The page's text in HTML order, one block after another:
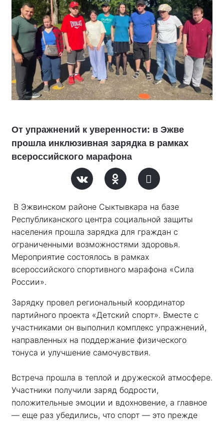
От упражнений к уверенности: в Эжве
прошла инклюзивная зарядка в рамках
всероссийского марафона
В Эжвинском районе Сыктывкара на базе
Республиканского центра социальной защиты
населения прошла зарядка для граждан с
ограниченными возможностями здоровья.
Мероприятие состоялось в рамках
всероссийского спортивного марафона «Сила
России».
Зарядку провел региональный координатор
партийного проекта «Детский спорт». Вместе с
участниками он выполнил комплекс упражнений,
направленных на поддержание физического
тонуса и улучшение самочувствия.
Встреча прошла в теплой и дружеской атмосфере.
Участники получили заряд бодрости,
положительные эмоции и вдохновение, а главное
— еще раз убедились, что спорт — это прежде